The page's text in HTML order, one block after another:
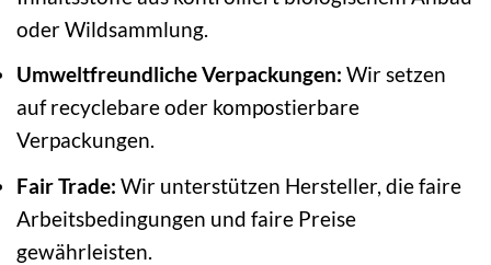
oder Wildsammlung.
Umweltfreundliche Verpackungen: Wir setzen
auf recyclebare oder kompostierbare
Verpackungen.
Fair Trade: Wir unterstützen Hersteller, die faire
Arbeitsbedingungen und faire Preise
gewährleisten.